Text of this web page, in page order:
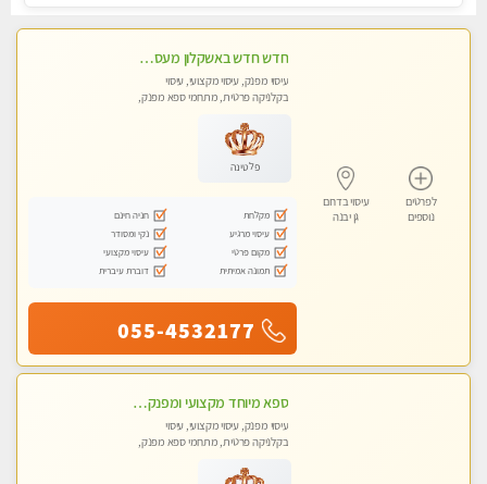
לפרטים
נוספים
עיסוי בדרום
גן יבנה
חדש חדש באשקלון מעסה מקצועית ומפנקת במיוחד פרטי !
עיסוי מפנק, עיסוי מקצועי, עיסוי
בקלניקה פרטית, מתחמי ספא מפנק,
פלטינה
מקלחת
חניה חינם
עיסוי מרגיע
נקי ומסודר
מקום פרטי
עיסוי מקצועי
תמונה אמיתית
דוברת עיברית
055-4532177
ספא מיוחד מקצועי ומפנק באשקלון חדשה מומלץ לחלוטין! כל סוגי העיסויים מעסה מקצועית ואיכותית פרטי!!!
עיסוי מפנק, עיסוי מקצועי, עיסוי
בקלניקה פרטית, מתחמי ספא מפנק,